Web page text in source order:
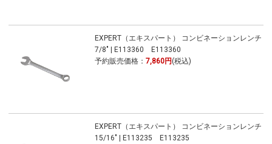
EXPERT（エキスパート） コンビネーションレンチ
7/8" | E113360 E113360
予約販売価格： 7,860円 (税込)
EXPERT（エキスパート） コンビネーションレンチ
15/16" | E113235 E113235